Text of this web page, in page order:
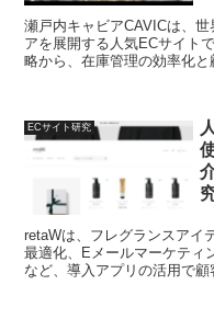
瀬戸内キャビアCAVICは、
アを展開する人気ECサイト
略から、在庫管理の効率化
ECサイト研究
retaWは、フレグランスアイ
最適化、Eメールマーケティ
など、導入アプリの活用で顧